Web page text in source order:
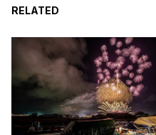
RELATED